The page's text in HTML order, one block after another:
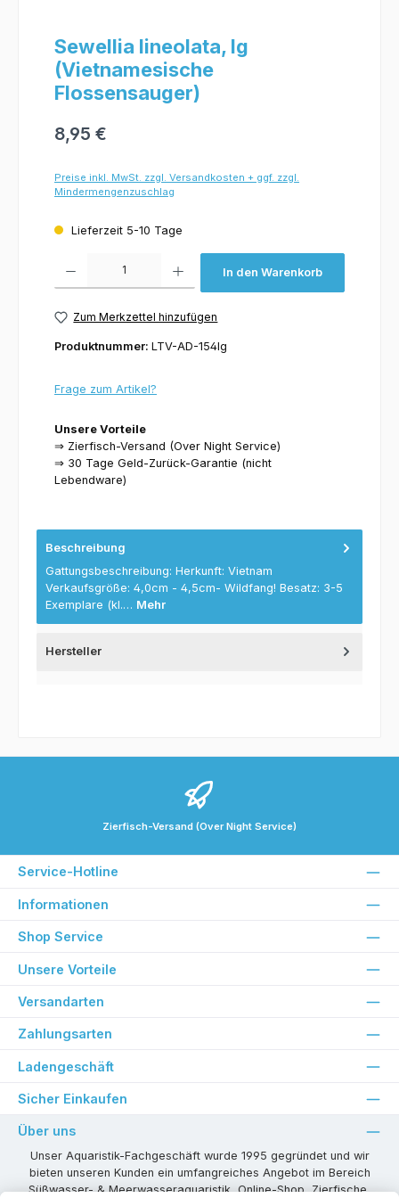
Sewellia lineolata, lg
(Vietnamesische
Flossensauger)
8,95 €
Preise inkl. MwSt. zzgl. Versandkosten + ggf. zzgl.
Mindermengenzuschlag
Lieferzeit 5-10 Tage
In den Warenkorb
Zum Merkzettel hinzufügen
Produktnummer: LTV-AD-154lg
Frage zum Artikel?
Unsere Vorteile
⇒ Zierfisch-Versand (Over Night Service)
⇒ 30 Tage Geld-Zurück-Garantie (nicht
Lebendware)
Beschreibung
Gattungsbeschreibung: Herkunft: Vietnam
Verkaufsgröße: 4,0cm - 4,5cm- Wildfang! Besatz: 3-5
Exemplare (kl.… Mehr
Hersteller
Zierfisch-Versand (Over Night Service)
Service-Hotline
Informationen
Shop Service
Unsere Vorteile
Versandarten
Zahlungsarten
Ladengeschäft
Sicher Einkaufen
Über uns
Unser Aquaristik-Fachgeschäft wurde 1995 gegründet und wir
bieten unseren Kunden ein umfangreiches Angebot im Bereich
Süßwasser- & Meerwasseraquaristik, Online-Shop, Zierfische,